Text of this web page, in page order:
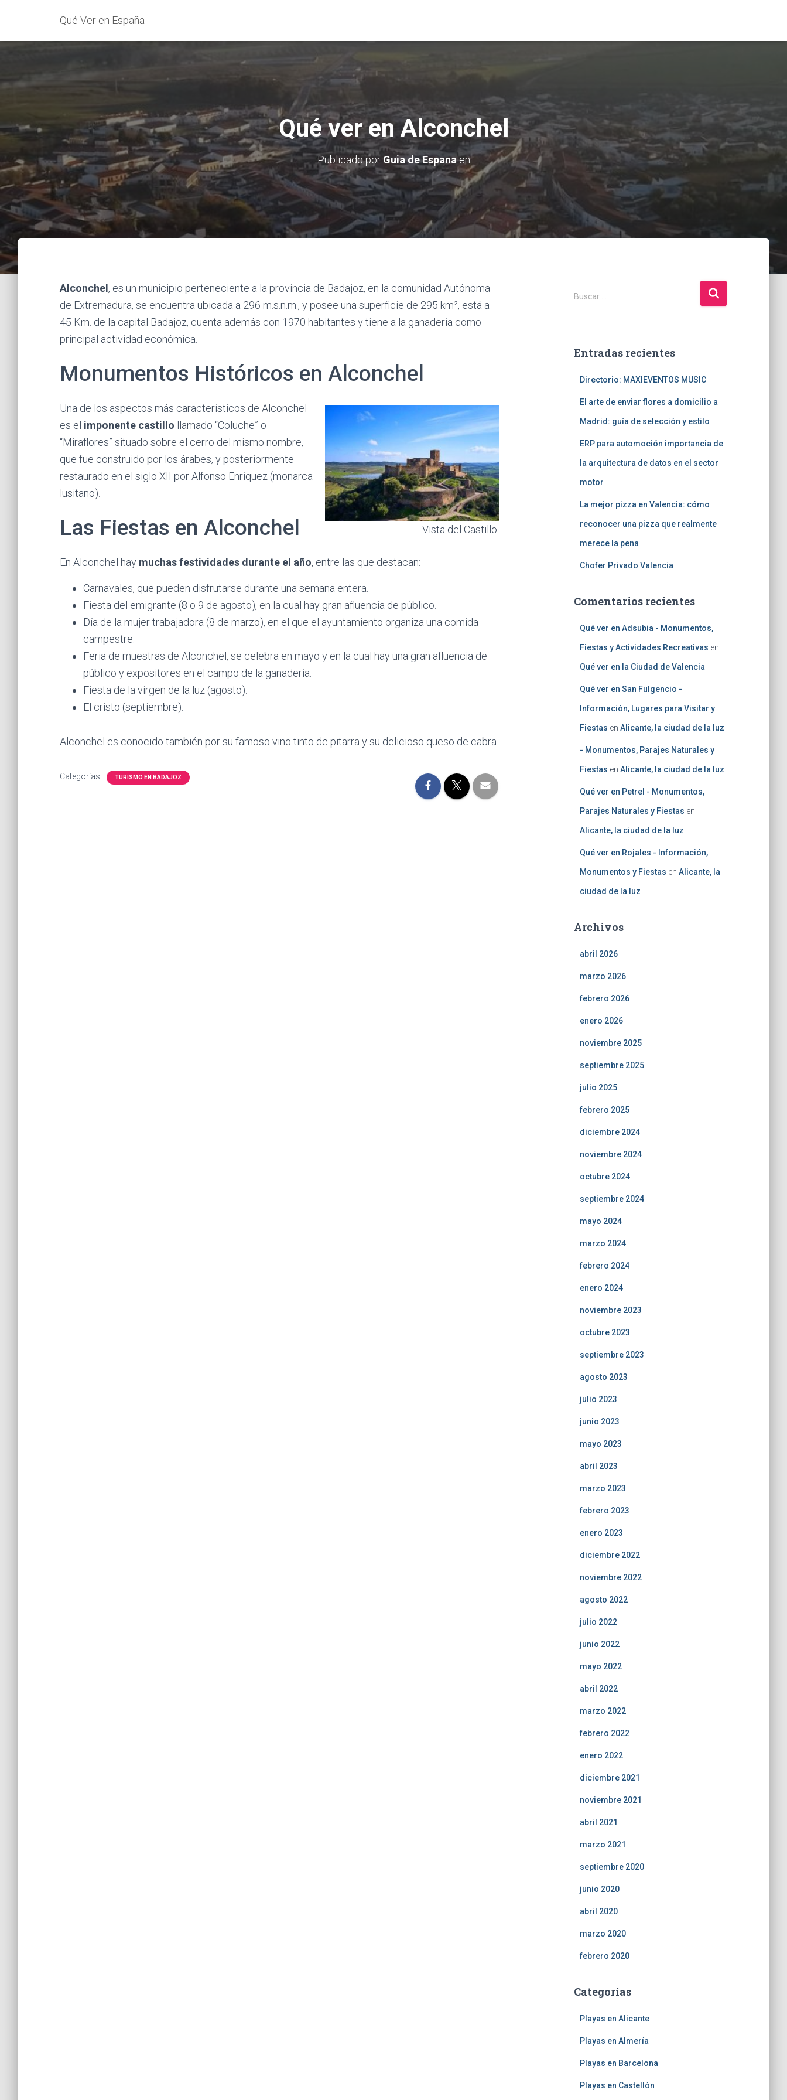
Qué Ver en España
Qué ver en Alconchel
Publicado por Guia de Espanaen
Alconchel , es un municipio perteneciente a la provincia de Badajoz, en la comunidad Autónoma
de Extremadura, se encuentra ubicada a 296 m.s.n.m., y posee una superficie de 295 km², está a
45 Km. de la capital Badajoz, cuenta además con 1970 habitantes y tiene a la ganadería como
principal actividad económica.
Monumentos Históricos en Alconchel
Vista del Castillo.
Una de los aspectos más característicos de Alconchel
es el imponente castillo llamado “Coluche” o
“Miraflores” situado sobre el cerro del mismo nombre,
que fue construido por los árabes, y posteriormente
restaurado en el siglo XII por Alfonso Enríquez (monarca
lusitano).
Las Fiestas en Alconchel
En Alconchel hay muchas festividades durante el año, entre las que destacan:
Carnavales, que pueden disfrutarse durante una semana entera.
Fiesta del emigrante (8 o 9 de agosto), en la cual hay gran afluencia de público.
Día de la mujer trabajadora (8 de marzo), en el que el ayuntamiento organiza una comida
campestre.
Feria de muestras de Alconchel, se celebra en mayo y en la cual hay una gran afluencia de
público y expositores en el campo de la ganadería.
Fiesta de la virgen de la luz (agosto).
El cristo (septiembre).
Alconchel es conocido también por su famoso vino tinto de pitarra y su delicioso queso de cabra.
Categorías: TURISMO EN BADAJOZ
B
u
r
Buscar …
Entradas recientes
Directorio: MAXIEVENTOS MUSIC
El arte de enviar flores a domicilio a
Madrid: guía de selección y estilo
ERP para automoción importancia de
la arquitectura de datos en el sector
motor
La mejor pizza en Valencia: cómo
reconocer una pizza que realmente
merece la pena
Chofer Privado Valencia
Comentarios recientes
Qué ver en Adsubia - Monumentos,
Fiestas y Actividades Recreativas en
Qué ver en la Ciudad de Valencia
Qué ver en San Fulgencio -
Información, Lugares para Visitar y
Fiestas en Alicante, la ciudad de la luz
- Monumentos, Parajes Naturales y
Fiestas en Alicante, la ciudad de la luz
Qué ver en Petrel - Monumentos,
Parajes Naturales y Fiestas en
Alicante, la ciudad de la luz
Qué ver en Rojales - Información,
Monumentos y Fiestas en Alicante, la
ciudad de la luz
Archivos
abril 2026
marzo 2026
febrero 2026
enero 2026
noviembre 2025
septiembre 2025
julio 2025
febrero 2025
diciembre 2024
noviembre 2024
octubre 2024
septiembre 2024
mayo 2024
marzo 2024
febrero 2024
enero 2024
noviembre 2023
octubre 2023
septiembre 2023
agosto 2023
julio 2023
junio 2023
mayo 2023
abril 2023
marzo 2023
febrero 2023
enero 2023
diciembre 2022
noviembre 2022
agosto 2022
julio 2022
junio 2022
mayo 2022
abril 2022
marzo 2022
febrero 2022
enero 2022
diciembre 2021
noviembre 2021
abril 2021
marzo 2021
septiembre 2020
junio 2020
abril 2020
marzo 2020
febrero 2020
Categorías
Playas en Alicante
Playas en Almería
Playas en Barcelona
Playas en Castellón